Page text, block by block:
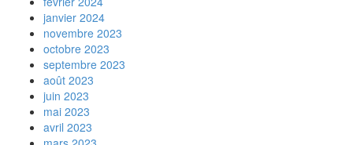
janvier 2024
novembre 2023
octobre 2023
septembre 2023
août 2023
juin 2023
mai 2023
avril 2023